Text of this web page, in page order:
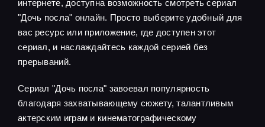
интернете, доступна возможность смотреть сериал
"Дочь посла" онлайн. Просто выберите удобный для
вас ресурс или приложение, где доступен этот
сериал, и наслаждайтесь каждой серией без
прерываний.
Сериал "Дочь посла" завоевал популярность
благодаря захватывающему сюжету, талантливым
актерским играм и кинематографическому